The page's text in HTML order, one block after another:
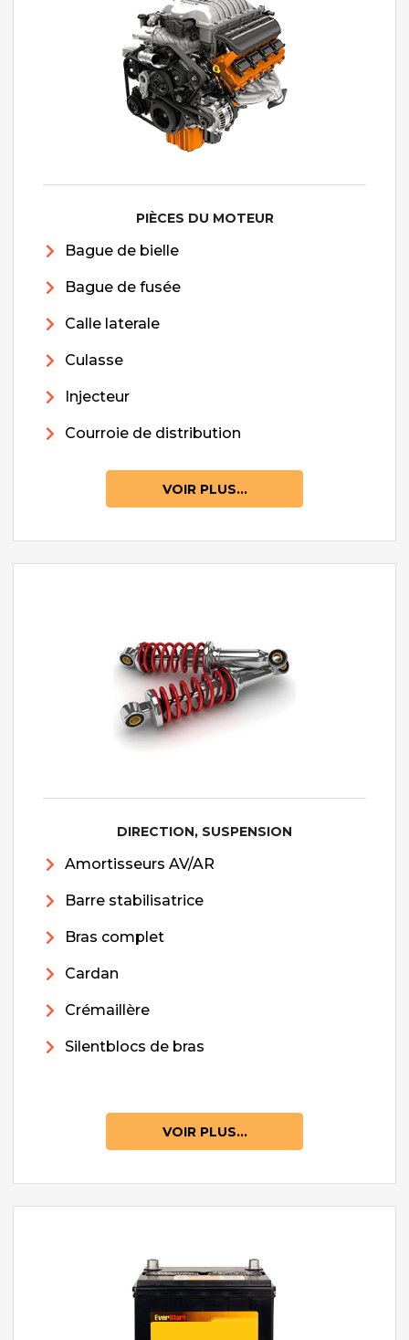
PIÈCES DU MOTEUR
Bague de bielle
Bague de fusée
Calle laterale
Culasse
Injecteur
Courroie de distribution
VOIR PLUS...
DIRECTION, SUSPENSION
Amortisseurs AV/AR
Barre stabilisatrice
Bras complet
Cardan
Crémaillère
Silentblocs de bras
VOIR PLUS...